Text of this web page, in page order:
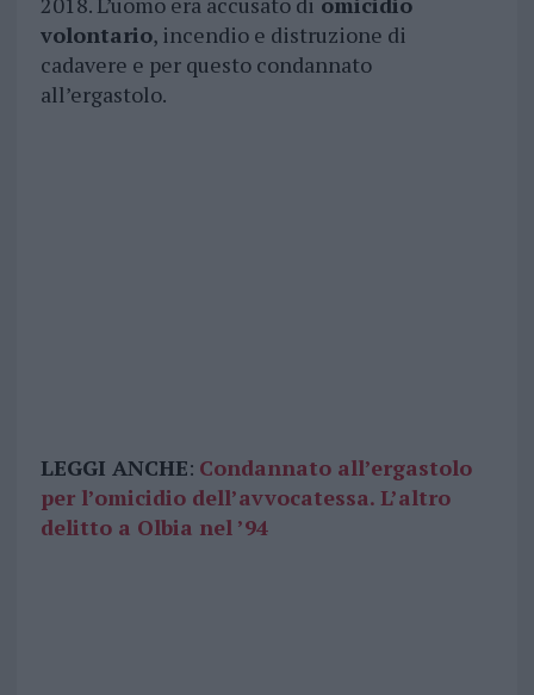
volontario, incendio e distruzione di
cadavere e per questo condannato
all’ergastolo.
LEGGI ANCHE: Condannato all’ergastolo
per l’omicidio dell’avvocatessa. L’altro
delitto a Olbia nel ’94